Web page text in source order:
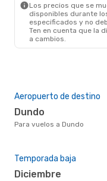
Los precios que se
disponibles durante
especificados y no
Ten en cuenta que la
a cambios.
Aeropuerto de destino
Dundo
Para vuelos a Dundo
Temporada baja
diciembre